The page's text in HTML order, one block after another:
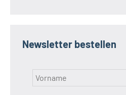
Newsletter bestellen